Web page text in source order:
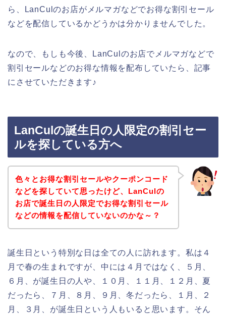
ら、LanCulのお店がメルマガなどでお得な割引セール
などを配信しているかどうかは分かりませんでした。
なので、もしも今後、LanCulのお店でメルマガなどで
割引セールなどのお得な情報を配布していたら、記事
にさせていただきます♪
LanCulの誕生日の人限定の割引セー
ルを探している方へ
色々とお得な割引セールやクーポンコード
などを探していて思ったけど、LanCulの
お店で誕生日の人限定でお得な割引セール
などの情報を配信していないのかな～？
誕生日という特別な日は全ての人に訪れます。私は４
月で春の生まれですが、中には４月ではなく、５月、
６月、が誕生日の人や、１０月、１１月、１２月、夏
だったら、７月、８月、９月、冬だったら、１月、２
月、３月、が誕生日という人もいると思います。そん